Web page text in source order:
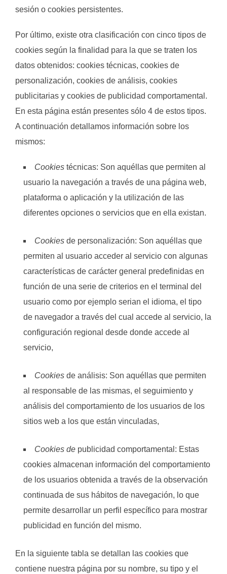
sesión o cookies persistentes.
Por último, existe otra clasificación con cinco tipos de
cookies según la finalidad para la que se traten los
datos obtenidos: cookies técnicas, cookies de
personalización, cookies de análisis, cookies
publicitarias y cookies de publicidad comportamental.
En esta página están presentes sólo 4 de estos tipos.
A continuación detallamos información sobre los
mismos:
Cookies técnicas: Son aquéllas que permiten al
usuario la navegación a través de una página web,
plataforma o aplicación y la utilización de las
diferentes opciones o servicios que en ella existan.
Cookies de personalización: Son aquéllas que
permiten al usuario acceder al servicio con algunas
características de carácter general predefinidas en
función de una serie de criterios en el terminal del
usuario como por ejemplo serian el idioma, el tipo
de navegador a través del cual accede al servicio, la
configuración regional desde donde accede al
servicio,
Cookies de análisis: Son aquéllas que permiten
al responsable de las mismas, el seguimiento y
análisis del comportamiento de los usuarios de los
sitios web a los que están vinculadas,
Cookies de publicidad comportamental: Estas
cookies almacenan información del comportamiento
de los usuarios obtenida a través de la observación
continuada de sus hábitos de navegación, lo que
permite desarrollar un perfil específico para mostrar
publicidad en función del mismo.
En la siguiente tabla se detallan las cookies que
contiene nuestra página por su nombre, su tipo y el